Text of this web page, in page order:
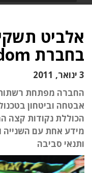
בחברת Pearls of Wisdom
3 ינואר, 2011
החברה מפתחת רשתות
הכוללת נקודות קצה
מידע אחת עם השנייה
ותנאי סביבה